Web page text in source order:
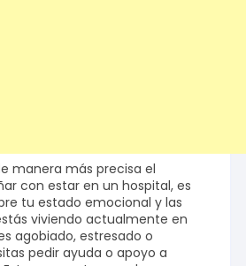
manera más precisa el
con estar en un hospital, es
tu estado emocional y las
viviendo actualmente en
agobiado, estresado o
pedir ayuda o apoyo a